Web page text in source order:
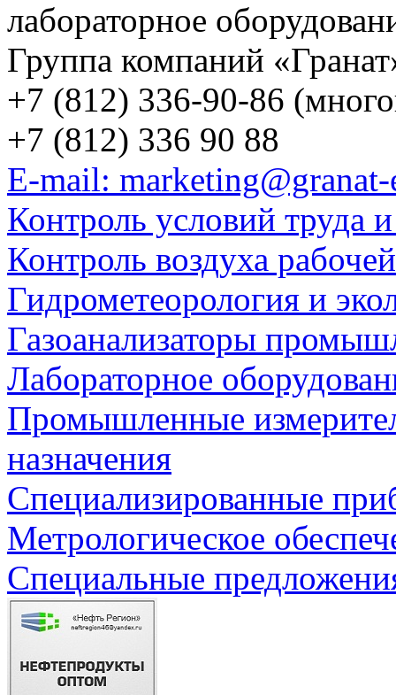
лабораторное
Группа компаний
+7 (812) 336-90-86
+7 (812) 336 90 88
E-mail:
Контроль условий труда
Контроль воздуха
Гидрометеорология и
Газоанализаторы
Лабораторное
Промышленные
назначения
Специализированные
Метрологическое
Специальные